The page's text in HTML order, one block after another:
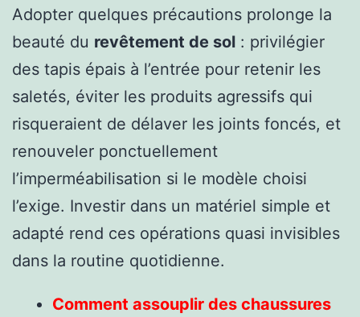
Adopter quelques précautions prolonge la
beauté du revêtement de sol : privilégier
des tapis épais à l’entrée pour retenir les
saletés, éviter les produits agressifs qui
risqueraient de délaver les joints foncés, et
renouveler ponctuellement
l’imperméabilisation si le modèle choisi
l’exige. Investir dans un matériel simple et
adapté rend ces opérations quasi invisibles
dans la routine quotidienne.
Comment assouplir des chaussures